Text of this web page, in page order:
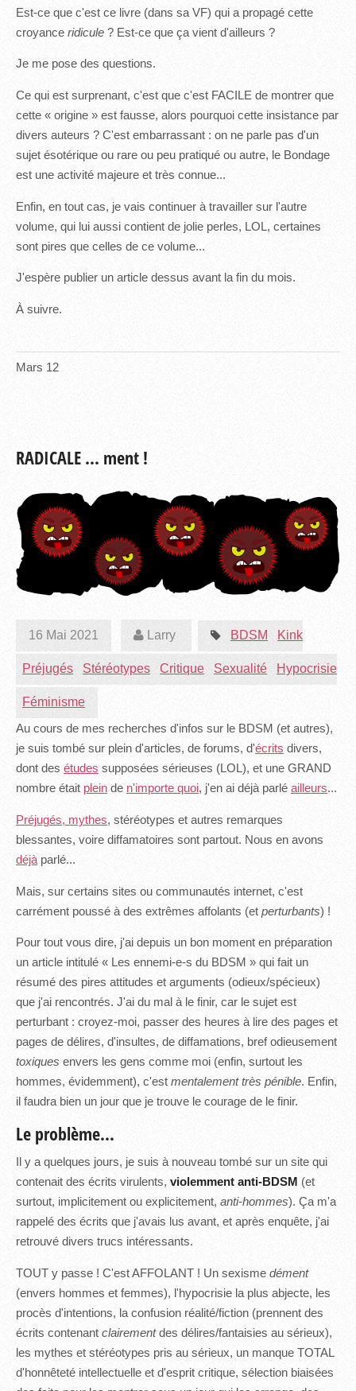
Mars 12
Est-ce que c'est ce livre (dans sa VF) qui a propagé cette
croyance ridicule ? Est-ce que ça vient d'ailleurs ?
Je me pose des questions.
Ce qui est surprenant, c'est que c'est FACILE de montrer que
cette « origine » est fausse, alors pourquoi cette insistance par
divers auteurs ? C'est embarrassant : on ne parle pas d'un
sujet ésotérique ou rare ou peu pratiqué ou autre, le Bondage
est une activité majeure et très connue...
Enfin, en tout cas, je vais continuer à travailler sur l'autre
volume, qui lui aussi contient de jolie perles, LOL, certaines
sont pires que celles de ce volume...
J'espère publier un article dessus avant la fin du mois.
À suivre.
RADICALE ... ment !
16 Mai 2021 Larry BDSM Kink
Préjugés Stéréotypes Critique Sexualité Hypocrisie
Féminisme
Au cours de mes recherches d'infos sur le BDSM (et autres),
je suis tombé sur plein d'articles, de forums, d'écrits divers,
dont des études supposées sérieuses (LOL), et une GRAND
nombre était plein de n'importe quoi, j'en ai déjà parlé ailleurs...
Préjugés, mythes, stéréotypes et autres remarques
blessantes, voire diffamatoires sont partout. Nous en avons
déjà parlé...
Mais, sur certains sites ou communautés internet, c'est
carrément poussé à des extrêmes affolants (et perturbants) !
Pour tout vous dire, j'ai depuis un bon moment en préparation
un article intitulé « Les ennemi-e-s du BDSM » qui fait un
résumé des pires attitudes et arguments (odieux/spécieux)
que j'ai rencontrés. J'ai du mal à le finir, car le sujet est
perturbant : croyez-moi, passer des heures à lire des pages et
pages de délires, d'insultes, de diffamations, bref odieusement
toxiques envers les gens comme moi (enfin, surtout les
hommes, évidemment), c'est mentalement très pénible. Enfin,
il faudra bien un jour que je trouve le courage de le finir.
Le problème...
Il y a quelques jours, je suis à nouveau tombé sur un site qui
contenait des écrits virulents, violemment anti-BDSM (et
surtout, implicitement ou explicitement, anti-hommes). Ça m'a
rappelé des écrits que j'avais lus avant, et après enquête, j'ai
retrouvé divers trucs intéressants.
TOUT y passe ! C'est AFFOLANT ! Un sexisme dément
(envers hommes et femmes), l'hypocrisie la plus abjecte, les
procès d'intentions, la confusion réalité/fiction (prennent des
écrits contenant clairementdes délires/fantaisies au sérieux),
les mythes et stéréotypes pris au sérieux, un manque TOTAL
d'honnêteté intellectuelle et d'esprit critique, sélection biaisées